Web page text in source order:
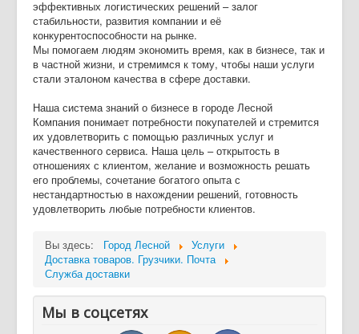
эффективных логистических решений – залог
стабильности, развития компании и её
конкурентоспособности на рынке.
Мы помогаем людям экономить время, как в бизнесе, так и
в частной жизни, и стремимся к тому, чтобы наши услуги
стали эталоном качества в сфере доставки.
Наша система знаний о бизнесе в городе Лесной
Компания понимает потребности покупателей и стремится
их удовлетворить с помощью различных услуг и
качественного сервиса. Наша цель – открытость в
отношениях с клиентом, желание и возможность решать
его проблемы, сочетание богатого опыта с
нестандартностью в нахождении решений, готовность
удовлетворить любые потребности клиентов.
Вы здесь: Город Лесной
Услуги
Доставка товаров. Грузчики. Почта
Служба доставки
Мы в соцсетях